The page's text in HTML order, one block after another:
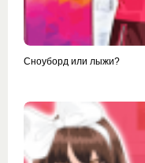
Сноуборд или лыжи?